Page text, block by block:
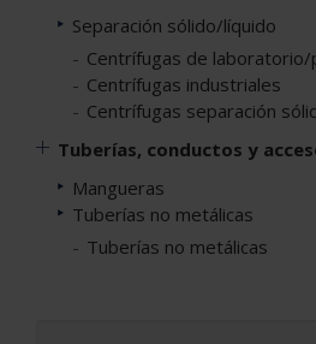
Separación sólido/líquido
Centrífugas de
Centrífugas industriales
Centrífugas separación
Tuberías, conductos y
Mangueras
Tuberías no metálicas
Tuberías no metálicas